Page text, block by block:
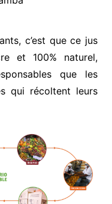
c’est que ce jus
et 100% naturel,
que les
qui récoltent leurs